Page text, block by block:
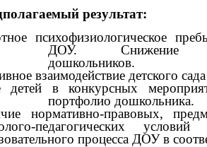
результат:
психофизиологическое
ДОУ. Снижение
дошкольников.
взаимодействие детского
детей в конкурсных
портфолио дошкольника.
нормативно-правовых,
педагогических
процесса ДОУ в